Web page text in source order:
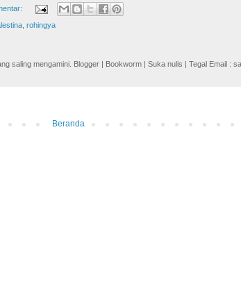
rohingya
saling mengamini. Blogger | Bookworm | Suka nulis | Tegal Email :
Beranda